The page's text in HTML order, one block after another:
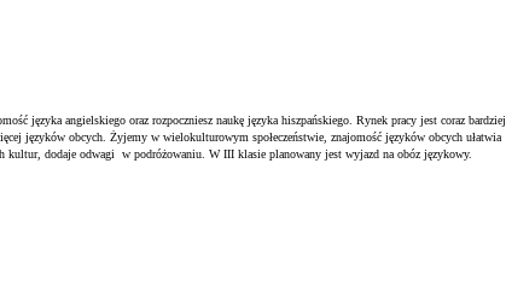
języka angielskiego oraz rozpoczniesz naukę języka hiszpańskiego. Rynek pracy jest coraz bardziej
języków obcych. Żyjemy w wielokulturowym społeczeństwie, znajomość języków obcych ułatwia
kultur, dodaje odwagi w podróżowaniu. W III klasie planowany jest wyjazd na obóz językowy.